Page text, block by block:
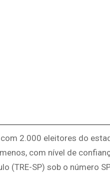
2.000 eleitores do
com nível de
(TRE-SP) sob o número